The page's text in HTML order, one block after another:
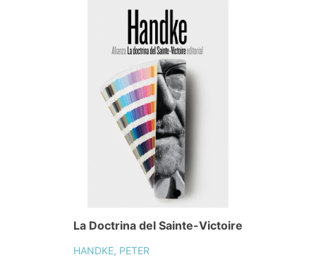
La Doctrina del Sainte-Victoire
HANDKE, PETER